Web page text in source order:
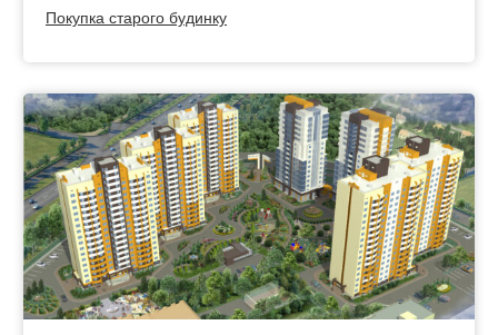
Покупка старого будинку